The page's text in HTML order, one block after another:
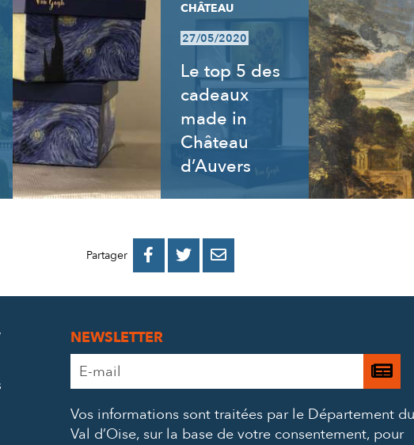
CHÂTEAU
27/05/2020
Le top 5 des
cadeaux
made in
Château
d’Auvers
Partager 
PARTAGER
PARTAGER
PARTAGER
NEWSLETTER
Adresse
e-
*
Je
à
Vos informations sont traitées par le Département du
Val d’Oise, sur la base de votre consentement, pour